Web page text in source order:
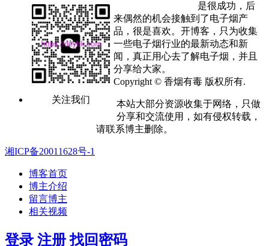
关注我们
是很成功，后
来偶然的机会接触到了电子烟产
品，很是喜欢。开博客，只为收集
一些电子烟行业的最新动态和新
闻，真正用心去了解电子烟，并且
分享给大家。
Copyright © 香烟有毒 版权所有.
本站大部分资源收集于网络，只做
分享和交流使用，如有侵权转载，
请联系博主删除。
湘ICP备20011628号-1
博客首页
博主介绍
留言博主
相关视频
登录 注册 找回密码